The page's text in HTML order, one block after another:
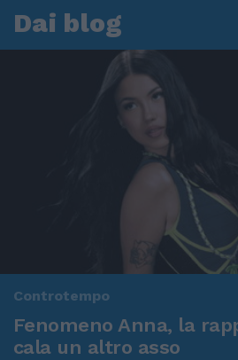
Dai blog
Controtempo
Fenomeno Anna, la
cala un altro asso